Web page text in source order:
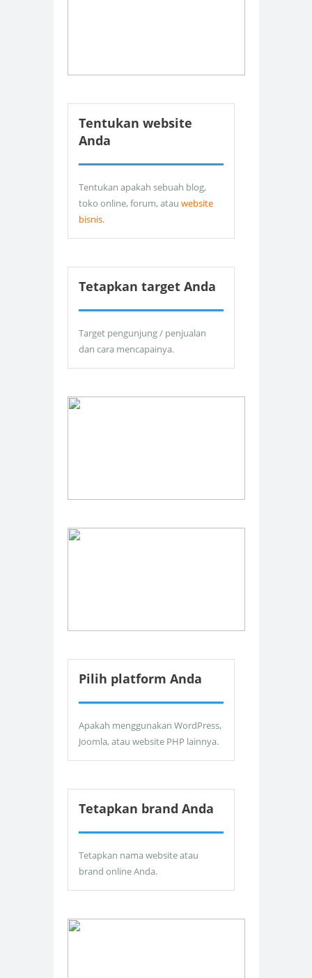
Tentukan website
Anda
Tentukan apakah sebuah blog,
toko online, forum, atau website
bisnis.
Tetapkan target Anda
Target pengunjung / penjualan
dan cara mencapainya.
Pilih platform Anda
Apakah menggunakan WordPress,
Joomla, atau website PHP lainnya.
Tetapkan brand Anda
Tetapkan nama website atau
brand online Anda.